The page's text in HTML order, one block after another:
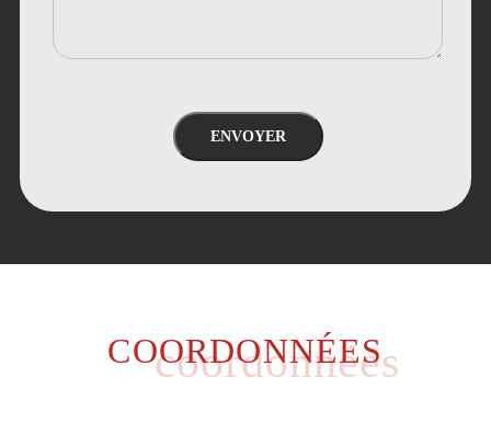
ENVOYER
COORDONNÉES
coordonnées